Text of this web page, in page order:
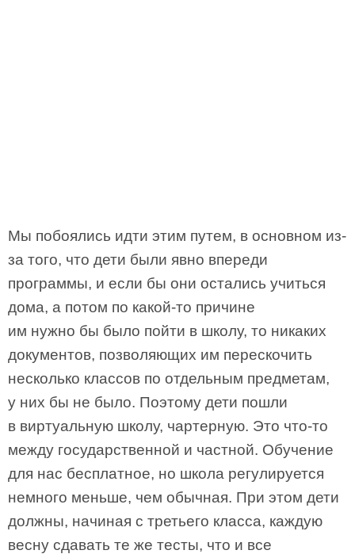
Мы побоялись идти этим путем, в основном из-
за того, что дети были явно впереди
программы, и если бы они остались учиться
дома, а потом по какой-то причине
им нужно бы было пойти в школу, то никаких
документов, позволяющих им перескочить
несколько классов по отдельным предметам,
у них бы не было. Поэтому дети пошли
в виртуальную школу, чартерную. Это что-то
между государственной и частной. Обучение
для нас бесплатное, но школа регулируется
немного меньше, чем обычная. При этом дети
должны, начиная с третьего класса, каждую
весну сдавать те же тесты, что и все